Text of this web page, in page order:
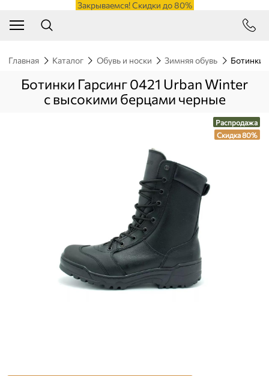
Закрываемся! Скидки до 80%
Главная Каталог Обувь и носки Зимняя обувь Ботинки
Ботинки Гарсинг 0421 Urban Winter
с высокими берцами черные
Распродажа
Скидка 80%